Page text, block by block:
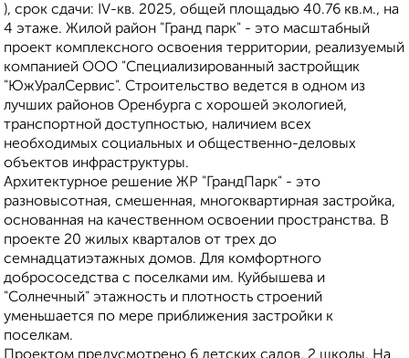
), срок сдачи: IV-кв. 2025, общей площадью 40.76 кв.м., на
4 этаже. Жилой район "Гранд парк" - это масштабный
проект комплексного освоения территории, реализуемый
компанией ООО "Специализированный застройщик
"ЮжУралСервис". Строительство ведется в одном из
лучших районов Оренбурга с хорошей экологией,
транспортной доступностью, наличием всех
необходимых социальных и общественно-деловых
объектов инфраструктуры.
Архитектурное решение ЖР "ГрандПарк" - это
разновысотная, смешенная, многоквартирная застройка,
основанная на качественном освоении пространства. В
проекте 20 жилых кварталов от трех до
семнадцатиэтажных домов. Для комфортного
добрососедства с поселками им. Куйбышева и
"Солнечный" этажность и плотность строений
уменьшается по мере приближения застройки к
поселкам.